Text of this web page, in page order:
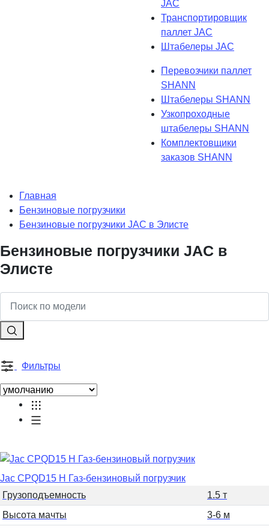
JAC
Транспортировщик
паллет JAC
Штабелеры JAC
Перевозчики паллет
SHANN
Штабелеры SHANN
Узкопроходные
штабелеры SHANN
Комплектовщики
заказов SHANN
Главная
Бензиновые погрузчики
Бензиновые погрузчики JAC в Элисте
Бензиновые погрузчики JAC в
Элисте
Фильтры
Jac CPQD15 H Газ-бензиновый погрузчик
Грузоподъемность
1.5 т
Высота мачты
3-6 м